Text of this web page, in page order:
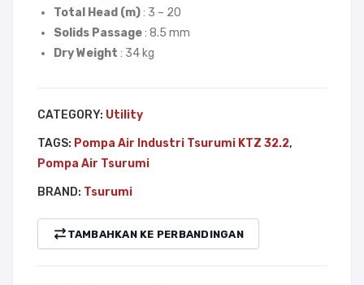
31.5
Total Head (m): 3 – 20
Solids Passage: 8.5 mm
Dry Weight : 34 kg
CATEGORY: Utility
TAGS: Pompa Air Industri Tsurumi KTZ 32.2,
Pompa Air Tsurumi
BRAND: Tsurumi
TAMBAHKAN KE PERBANDINGAN